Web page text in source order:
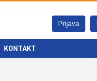
Prijava
KONTAKT